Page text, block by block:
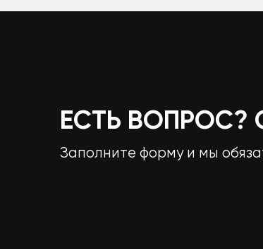
ЕСТЬ ВОПРОС?
Заполните форму и мы